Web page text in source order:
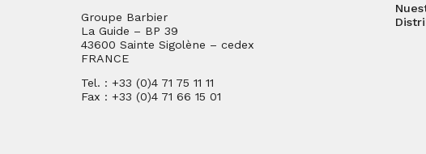
Groupe Barbier
La Guide – BP 39
43600 Sainte Sigolène – cedex
FRANCE
Tel. : +33 (0)4 71 75 11 11
Fax : +33 (0)4 71 66 15 01